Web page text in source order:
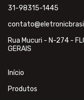
31-98315-1445
Rua Mucuri - N-274 -
GERAIS
Início
Produtos